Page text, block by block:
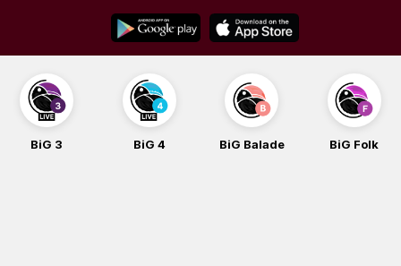
content
BiG 3 BiG 4 BiG Balade BiG Folk